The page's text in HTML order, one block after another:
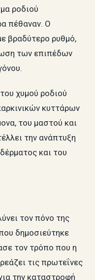
ροδιού
πέθαναν. Ο
βραδύτερο ρυθμό,
των επιπέδων
χυμού ροδιού
κυττάρων
του μαστού και
την ανάπτυξη
και του
τον πόνο της
δημοσιεύτηκε
τον τρόπο που η
τις πρωτεΐνες
την καταστροφή